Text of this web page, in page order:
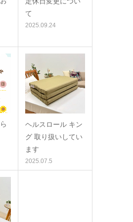
て
2025.09.24
ヘルスロール キン
グ 取り扱いしてい
ます
2025.07.5